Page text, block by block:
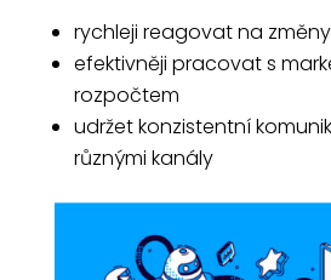
rychleji reagovat na
efektivněji pracovat s
rozpočtem
udržet konzistentní
různými kanály